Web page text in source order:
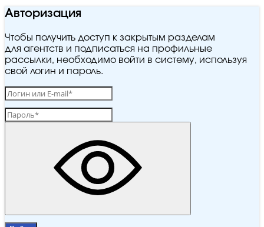
Авторизация
Чтобы получить доступ к закрытым разделам
для агентств и подписаться на профильные
рассылки, необходимо войти в систему, используя
свой логин и пароль.